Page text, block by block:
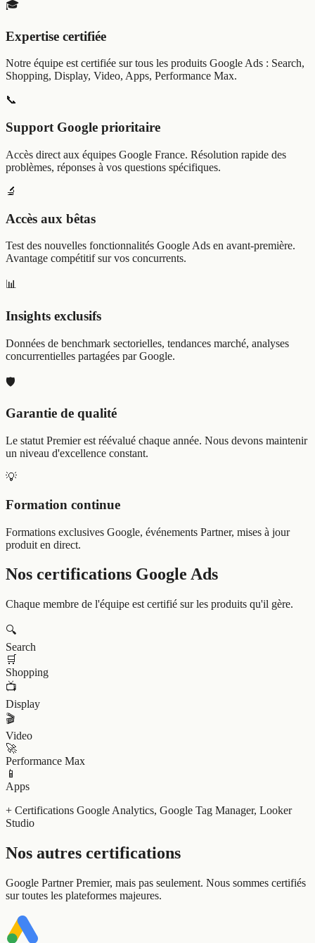
🎓
Expertise certifiée
Notre équipe est certifiée sur tous les produits Google Ads : Search,
Shopping, Display, Video, Apps, Performance Max.
📞
Support Google prioritaire
Accès direct aux équipes Google France. Résolution rapide des
problèmes, réponses à vos questions spécifiques.
🔬
Accès aux bêtas
Test des nouvelles fonctionnalités Google Ads en avant-première.
Avantage compétitif sur vos concurrents.
📊
Insights exclusifs
Données de benchmark sectorielles, tendances marché, analyses
concurrentielles partagées par Google.
🛡️
Garantie de qualité
Le statut Premier est réévalué chaque année. Nous devons maintenir
un niveau d'excellence constant.
💡
Formation continue
Formations exclusives Google, événements Partner, mises à jour
produit en direct.
Nos certifications Google Ads
Chaque membre de l'équipe est certifié sur les produits qu'il gère.
🔍
Search
🛒
Shopping
📺
Display
🎬
Video
🚀
Performance Max
📱
Apps
+ Certifications Google Analytics, Google Tag Manager, Looker
Studio
Nos autres certifications
Google Partner Premier, mais pas seulement. Nous sommes certifiés
sur toutes les plateformes majeures.